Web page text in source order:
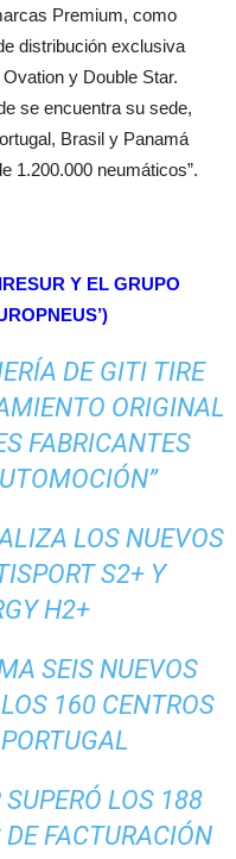
Premium, como
distribución exclusiva
y Double Star.
se encuentra su sede,
Brasil y Panamá
1.200.000 neumáticos”.
Y EL GRUPO
DE GITI TIRE
ORIGINAL
FABRICANTES
LOS NUEVOS
S2+ Y
H2+
SEIS NUEVOS
160 CENTROS
LOS 188
FACTURACIÓN